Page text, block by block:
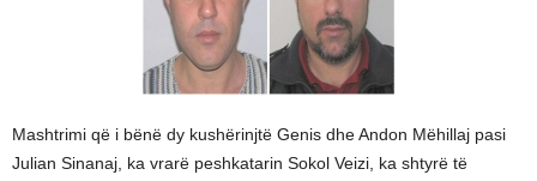
Mashtrimi që i bënë dy kushërinjtë Genis dhe Andon Mëhillaj pasi
Julian Sinanaj, ka vrarë peshkatarin Sokol Veizi, ka shtyrë të